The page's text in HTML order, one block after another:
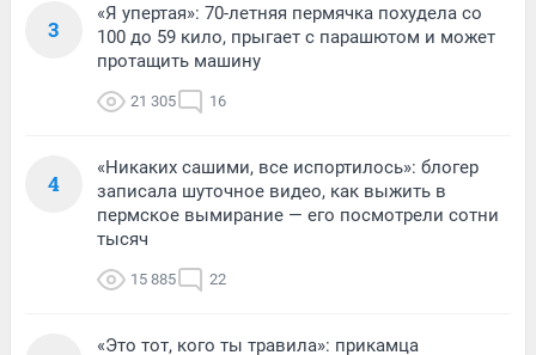
3
«Я упертая»: 70-летняя пермячка похудела со
100 до 59 кило, прыгает с парашютом и может
протащить машину
21 305 16
4
«Никаких сашими, все испортилось»: блогер
записала шуточное видео, как выжить в
пермское вымирание — его посмотрели сотни
тысяч
15 885 22
«Это тот, кого ты травила»: прикамца